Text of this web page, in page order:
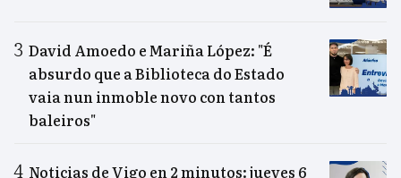
David Amoedo e Mariña López: "É
absurdo que a Biblioteca do Estado
vaia nun inmoble novo con tantos
baleiros"
Noticias de Vigo en 2 minutos: jueves 6